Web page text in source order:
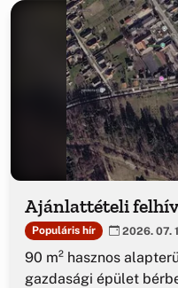
Ajánlattételi
Populáris hír 2026. 07.
90 m² hasznos
gazdasági épület